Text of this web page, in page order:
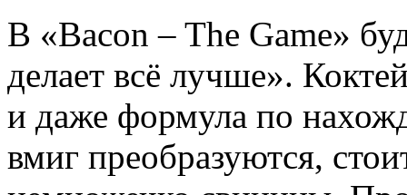
В «Bacon – The Game»
делает всё лучше».
и даже формула по
вмиг преобразуются,